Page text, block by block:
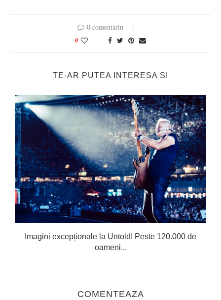
0 comentariu
0
TE-AR PUTEA INTERESA SI
Imagini excepționale la Untold! Peste 120.000 de
oameni...
COMENTEAZA